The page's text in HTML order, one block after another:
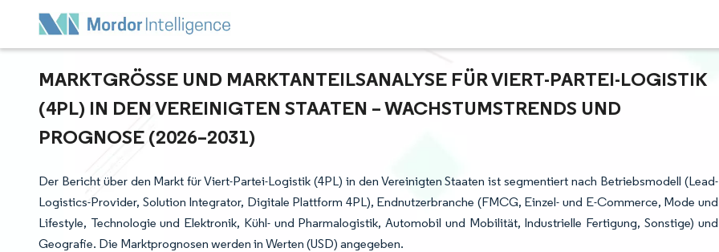
MARKTGRÖSSE UND MARKTANTEILSANALYSE FÜR VIERT-PARTEI-LOGISTIK (
4PL) IN DEN VEREINIGTEN STAATEN – WACHSTUMSTRENDS UND P
ROGNOSE (2026–2031)
Der Bericht über den Markt für Viert-Partei-Logistik (4PL) in den Vereinigten Staaten ist segmentiert nach Betriebsmodell (Lead-
Logistics-Provider, Solution Integrator, Digitale Plattform 4PL), Endnutzerbranche (FMCG, Einzel- und E-Commerce, Mode und
Lifestyle, Technologie und Elektronik, Kühl- und Pharmalogistik, Automobil und Mobilität, Industrielle Fertigung, Sonstige) und
Geografie. Die Marktprognosen werden in Werten (USD) angegeben.